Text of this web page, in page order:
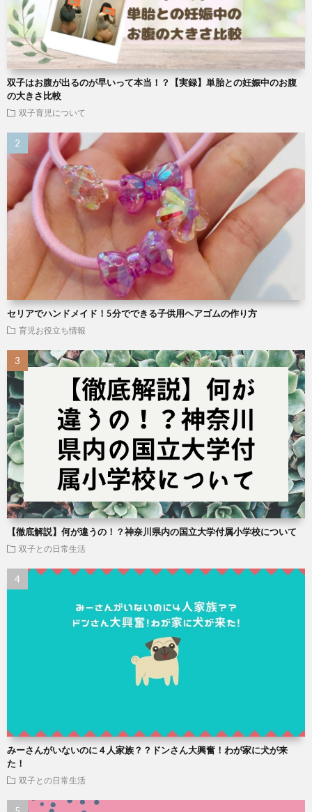
双子はお腹が出るのが早いって本当！？【実録】単胎との妊娠中のお腹
の大きさ比較
双子育児について
セリアでハンドメイド！5分でできる子供用ヘアゴムの作り方
育児お役立ち情報
【徹底解説】何が違うの！？神奈川県内の国立大学付属小学校について
双子との日常生活
みーさんがいないのに４人家族？？ドンさん大興奮！わが家に犬が来
た！
双子との日常生活